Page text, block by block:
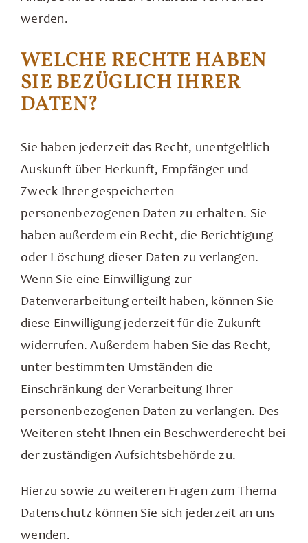
werden.
WELCHE RECHTE HABEN
SIE BEZÜGLICH IHRER
DATEN?
Sie haben jederzeit das Recht, unentgeltlich
Auskunft über Herkunft, Empfänger und
Zweck Ihrer gespeicherten
personenbezogenen Daten zu erhalten. Sie
haben außerdem ein Recht, die Berichtigung
oder Löschung dieser Daten zu verlangen.
Wenn Sie eine Einwilligung zur
Datenverarbeitung erteilt haben, können Sie
diese Einwilligung jederzeit für die Zukunft
widerrufen. Außerdem haben Sie das Recht,
unter bestimmten Umständen die
Einschränkung der Verarbeitung Ihrer
personenbezogenen Daten zu verlangen. Des
Weiteren steht Ihnen ein Beschwerderecht bei
der zuständigen Aufsichtsbehörde zu.
Hierzu sowie zu weiteren Fragen zum Thema
Datenschutz können Sie sich jederzeit an uns
wenden.